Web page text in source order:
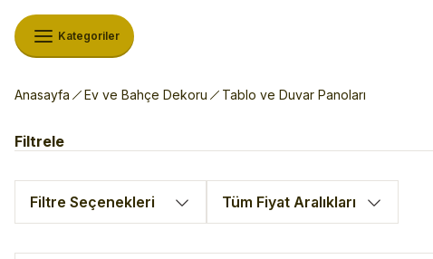
Kategoriler
Anasayfa Ev ve Bahçe Dekoru Tablo ve Duvar Panoları
Filtrele
Filtre Seçenekleri Tüm Fiyat Aralıkları